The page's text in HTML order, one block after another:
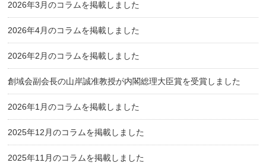
2026年3月のコラムを掲載しました
2026年4月のコラムを掲載しました
2026年2月のコラムを掲載しました
創域会副会長の山岸誠准教授が内閣総理大臣賞を受賞しました
2026年1月のコラムを掲載しました
2025年12月のコラムを掲載しました
2025年11月のコラムを掲載しました